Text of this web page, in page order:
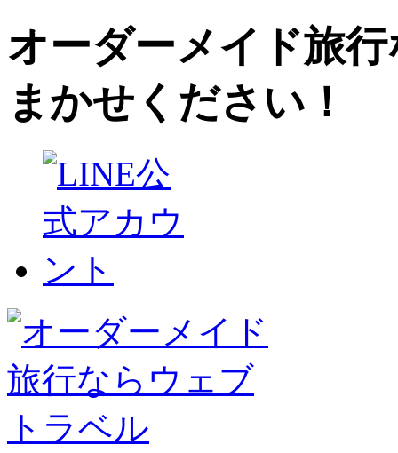
オーダーメイド旅
まかせください！